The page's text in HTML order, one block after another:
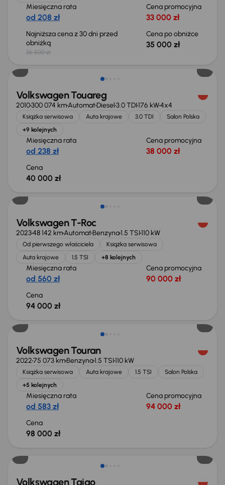
Miesięczna rata
od 208 zł
Cena promocyjna
33 000 zł
Najniższa cena z 30 dni przed
obniżką
36 500 zł
Cena po obniżce
35 000 zł
Volkswagen Touareg
2010300 074 kmAutomatDiesel3.0 TDI176 kW4x4
Książka serwisowa Auta krajowe 3.0 TDI
Salon Polska
+9 kolejnych
Miesięczna rata
od 238 zł
Cena promocyjna
38 000 zł
Cena
40 000 zł
Volkswagen T-Roc
202348 142 kmAutomatBenzyna1.5 TSI110 kW
Od pierwszego właściciela
Książka serwisowa
Auta krajowe
1.5 TSI +8 kolejnych
Miesięczna rata
od 560 zł
Cena promocyjna
90 000 zł
Cena
94 000 zł
Volkswagen Touran
202275 073 kmBenzyna1.5 TSI110 kW
Książka serwisowa Auta krajowe 1.5 TSI
Salon Polska
+5 kolejnych
Miesięczna rata
od 583 zł
Cena promocyjna
94 000 zł
Cena
98 000 zł
Volkswagen Taigo